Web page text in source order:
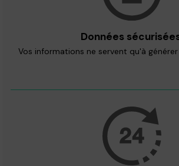
Données
Vos informations ne servent qu'à